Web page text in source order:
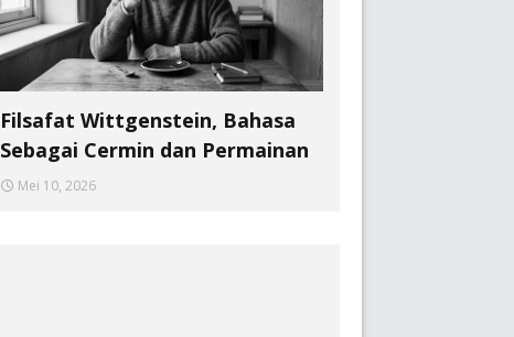
Filsafat Wittgenstein, Bahasa
Sebagai Cermin dan Permainan
Mei 10, 2026